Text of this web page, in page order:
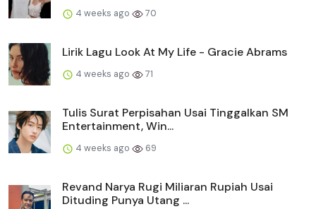
4 weeks ago 70
Lirik Lagu Look At My Life - Gracie Abrams
4 weeks ago 71
Tulis Surat Perpisahan Usai Tinggalkan SM
Entertainment, Win...
4 weeks ago 69
Revand Narya Rugi Miliaran Rupiah Usai
Dituding Punya Utang ...